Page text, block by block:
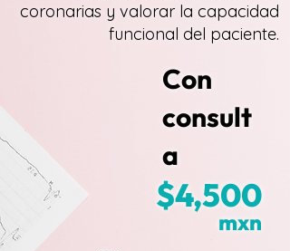
coronarias y valorar la capacidad
funcional del paciente.
Con
consult
a
$4,500
mxn